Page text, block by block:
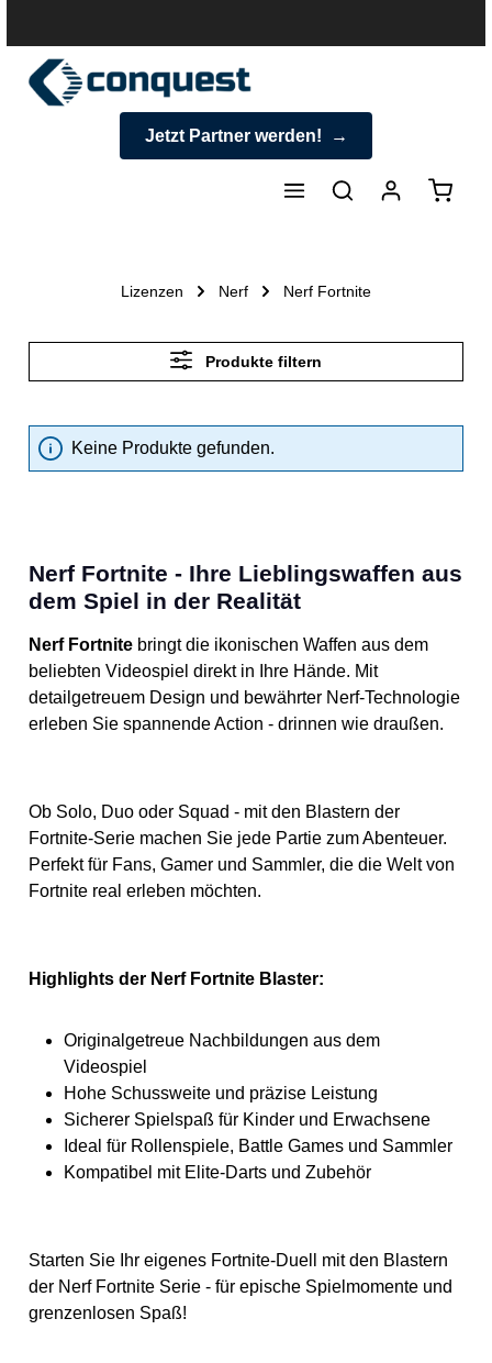
Jetzt Partner werden!
Lizenzen Nerf Nerf Fortnite
Produkte filtern
Keine Produkte gefunden.
Nerf Fortnite - Ihre Lieblingswaffen aus
dem Spiel in der Realität
Nerf Fortnite bringt die ikonischen Waffen aus dem
beliebten Videospiel direkt in Ihre Hände. Mit
detailgetreuem Design und bewährter Nerf-Technologie
erleben Sie spannende Action - drinnen wie draußen.
Ob Solo, Duo oder Squad - mit den Blastern der
Fortnite-Serie machen Sie jede Partie zum Abenteuer.
Perfekt für Fans, Gamer und Sammler, die die Welt von
Fortnite real erleben möchten.
Highlights der Nerf Fortnite Blaster:
Originalgetreue Nachbildungen aus dem
Videospiel
Hohe Schussweite und präzise Leistung
Sicherer Spielspaß für Kinder und Erwachsene
Ideal für Rollenspiele, Battle Games und Sammler
Kompatibel mit Elite-Darts und Zubehör
Starten Sie Ihr eigenes Fortnite-Duell mit den Blastern
der Nerf Fortnite Serie - für epische Spielmomente und
grenzenlosen Spaß!